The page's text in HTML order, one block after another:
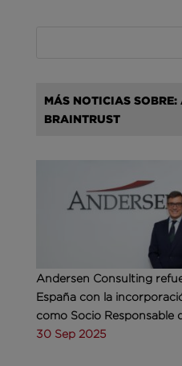
MÁS NOTICIAS
BRAINTRUST
Andersen Consulting
España con la
como Socio Responsable
30 Sep 2025